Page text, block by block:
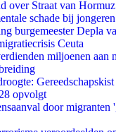
over Straat van
schade bij jongeren
burgemeester Depla
Ceuta
miljoenen aan
opvolgt
door migranten